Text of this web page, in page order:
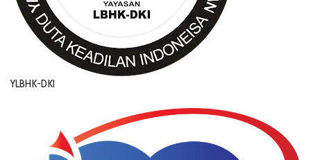
YLBHK-DKI